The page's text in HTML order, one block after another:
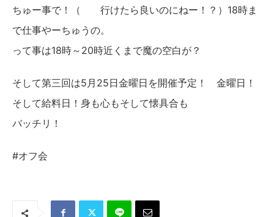
ちゅー事で！（ 行けたら良いのにねー！？）18時ま
で仕事やーちゅうの。
って事は18時～20時近くまで魔の空白が？
そして第三回は5月25日金曜日を開催予定！ 金曜日！
そして給料日！身も心もそして懐具合も
バッチリ！
#オフ会